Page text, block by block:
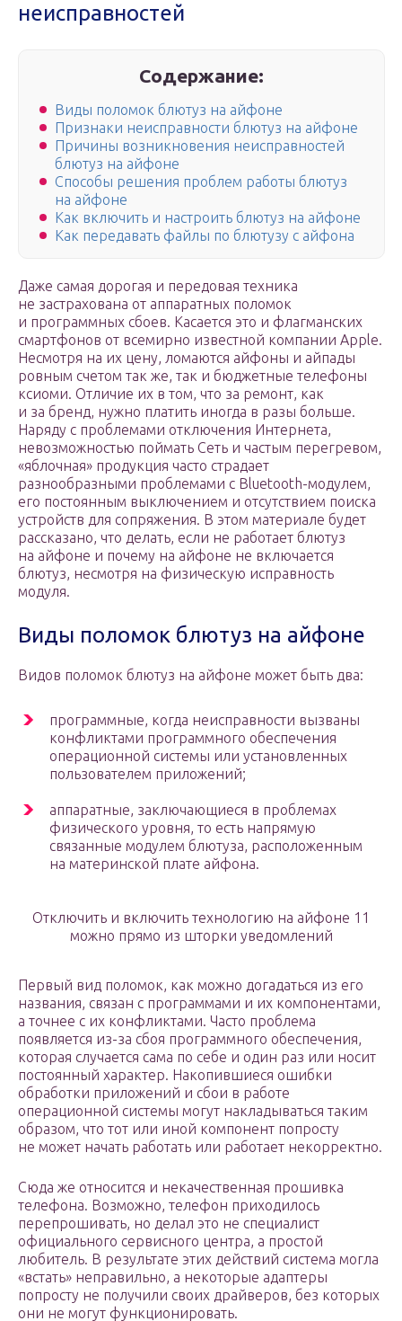
неисправностей
Содержание:
Виды поломок блютуз на айфоне
Признаки неисправности блютуз на айфоне
Причины возникновения неисправностей
блютуз на айфоне
Способы решения проблем работы блютуз
на айфоне
Как включить и настроить блютуз на айфоне
Как передавать файлы по блютузу с айфона
Даже самая дорогая и передовая техника
не застрахована от аппаратных поломок
и программных сбоев. Касается это и флагманских
смартфонов от всемирно известной компании Apple.
Несмотря на их цену, ломаются айфоны и айпады
ровным счетом так же, так и бюджетные телефоны
ксиоми. Отличие их в том, что за ремонт, как
и за бренд, нужно платить иногда в разы больше.
Наряду с проблемами отключения Интернета,
невозможностью поймать Сеть и частым перегревом,
«яблочная» продукция часто страдает
разнообразными проблемами с Bluetooth-модулем,
его постоянным выключением и отсутствием поиска
устройств для сопряжения. В этом материале будет
рассказано, что делать, если не работает блютуз
на айфоне и почему на айфоне не включается
блютуз, несмотря на физическую исправность
модуля.
Виды поломок блютуз на айфоне
Видов поломок блютуз на айфоне может быть два:
программные, когда неисправности вызваны
конфликтами программного обеспечения
операционной системы или установленных
пользователем приложений;
аппаратные, заключающиеся в проблемах
физического уровня, то есть напрямую
связанные модулем блютуза, расположенным
на материнской плате айфона.
Отключить и включить технологию на айфоне 11
можно прямо из шторки уведомлений
Первый вид поломок, как можно догадаться из его
названия, связан с программами и их компонентами,
а точнее с их конфликтами. Часто проблема
появляется из-за сбоя программного обеспечения,
которая случается сама по себе и один раз или носит
постоянный характер. Накопившиеся ошибки
обработки приложений и сбои в работе
операционной системы могут накладываться таким
образом, что тот или иной компонент попросту
не может начать работать или работает некорректно.
Сюда же относится и некачественная прошивка
телефона. Возможно, телефон приходилось
перепрошивать, но делал это не специалист
официального сервисного центра, а простой
любитель. В результате этих действий система могла
«встать» неправильно, а некоторые адаптеры
попросту не получили своих драйверов, без которых
они не могут функционировать.